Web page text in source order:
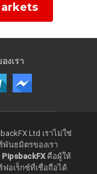
งเรา
Ltd เราไม่ใช่
นธมิตรของเรา
PipsbackFXคือผู้ให้
ฟอเร็กซ์ที่เชื่อถือได้